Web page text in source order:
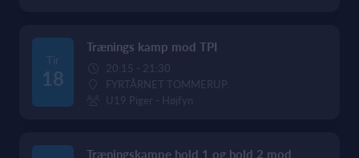
Tir
18
Trænings kamp mod TPI
20:15 - 21:30
FYRTÅRNET TOMMERUP.
U19 Piger - Højfyn
Træningskampe hold 1 og hold 2 mod